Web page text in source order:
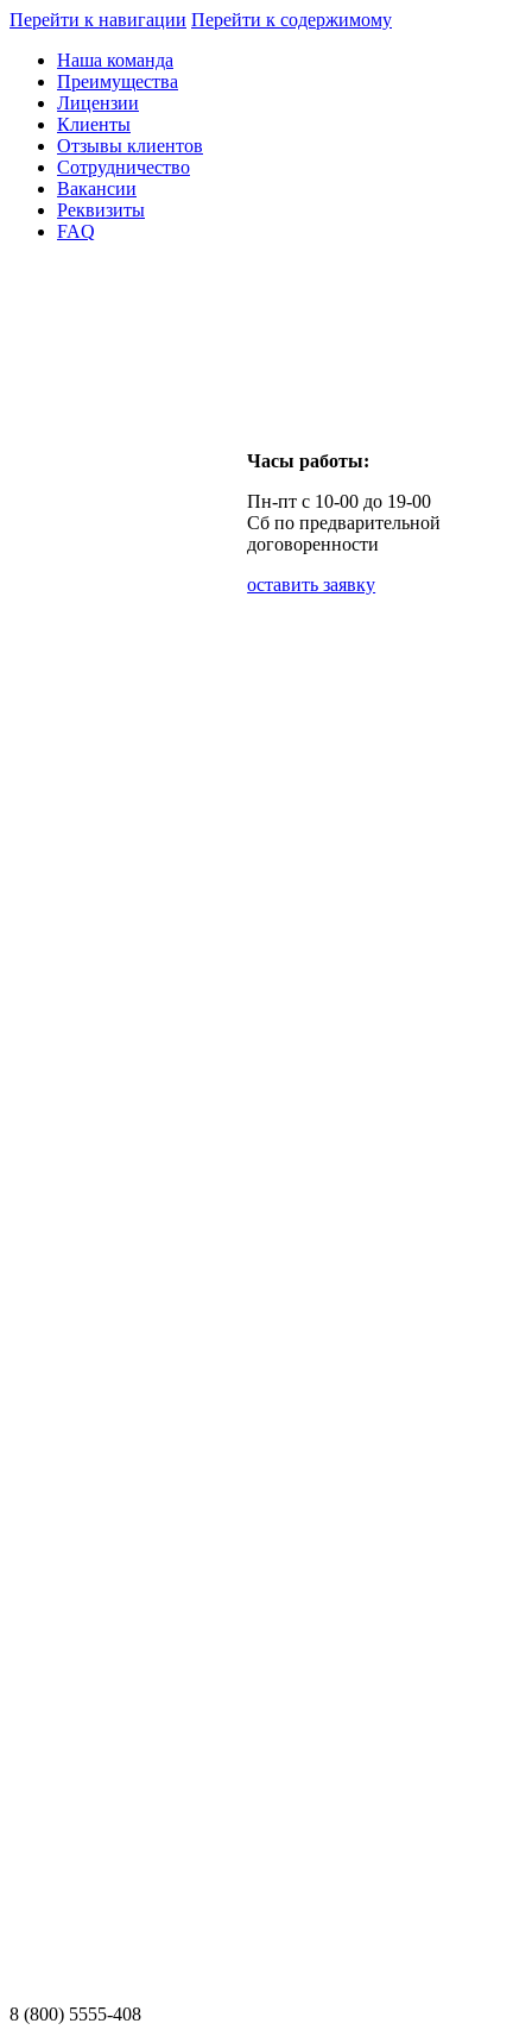
Перейти к навигации Перейти к содержимому
Наша команда
Преимущества
Лицензии
Клиенты
Отзывы клиентов
Сотрудничество
Вакансии
Реквизиты
FAQ
Часы работы:
Пн-пт с 10-00 до 19-00
Сб по предварительной
договоренности
оставить заявку
8 (800) 5555-408